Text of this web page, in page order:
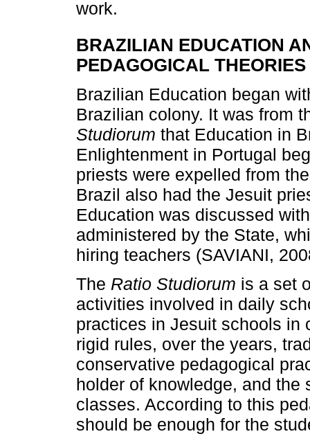
work.
BRAZILIAN EDUCATION
PEDAGOGICAL THEORIES
Brazilian Education began
Brazilian colony. It was from
Studiorum that Education in
Enlightenment in Portugal
priests were expelled from
Brazil also had the Jesuit
Education was discussed
administered by the State,
hiring teachers (SAVIANI,
The Ratio Studiorum is a set
activities involved in daily
practices in Jesuit schools in
rigid rules, over the years,
conservative pedagogical
holder of knowledge, and the
classes. According to this
should be enough for the